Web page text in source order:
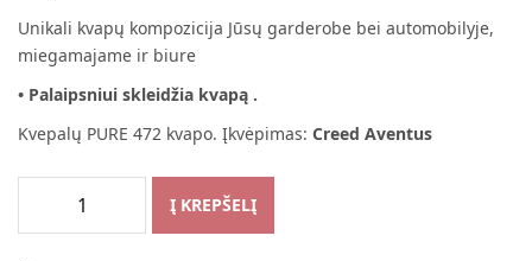
Unikali kvapų kompozicija Jūsų garderobe bei automobilyje,
miegamajame ir biure
• Palaipsniui skleidžia kvapą .
Kvepalų PURE 472 kvapo. Įkvėpimas: Creed Aventus
Į KREPŠELĮ